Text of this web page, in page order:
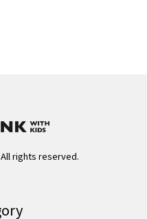
rights reserved.